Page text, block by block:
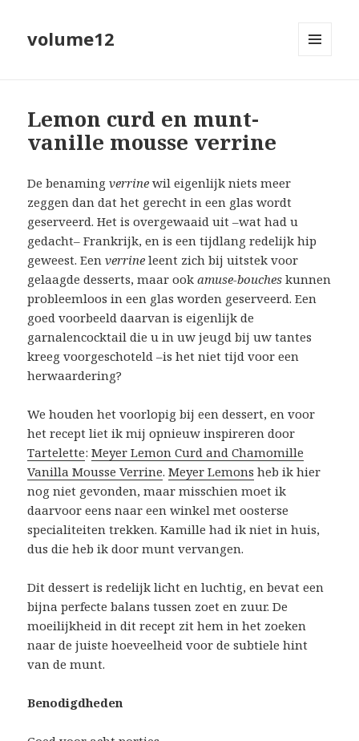
volume12
Lemon curd en munt-
vanille mousse verrine
De benamingverrine wil eigenlijk niets meer
zeggen dan dat het gerecht in een glas wordt
geserveerd. Het is overgewaaid uit –wat had u
gedacht– Frankrijk, en is een tijdlang redelijk hip
geweest. Eenverrine leent zich bij uitstek voor
gelaagde desserts, maar ookamuse-bouches kunnen
probleemloos in een glas worden geserveerd. Een
goed voorbeeld daarvan is eigenlijk de
garnalencocktail die u in uw jeugd bij uw tantes
kreeg voorgeschoteld –is het niet tijd voor een
herwaardering?
We houden het voorlopig bij een dessert, en voor
het recept liet ik mij opnieuw inspireren door
Tartelette:Meyer Lemon Curd and Chamomille
Vanilla Mousse Verrine.Meyer Lemons heb ik hier
nog niet gevonden, maar misschien moet ik
daarvoor eens naar een winkel met oosterse
specialiteiten trekken. Kamille had ik niet in huis,
dus die heb ik door munt vervangen.
Dit dessert is redelijk licht en luchtig, en bevat een
bijna perfecte balans tussen zoet en zuur. De
moeilijkheid in dit recept zit hem in het zoeken
naar de juiste hoeveelheid voor de subtiele hint
van de munt.
Benodigdheden